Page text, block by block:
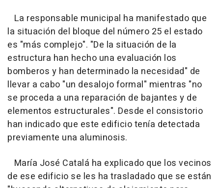
La responsable municipal ha manifestado que
la situación del bloque del número 25 el estado
es "más complejo". "De la situación de la
estructura han hecho una evaluación los
bomberos y han determinado la necesidad" de
llevar a cabo "un desalojo formal" mientras "no
se proceda a una reparación de bajantes y de
elementos estructurales". Desde el consistorio
han indicado que este edificio tenía detectada
previamente una aluminosis.
María José Catalá ha explicado que los vecinos
de ese edificio se les ha trasladado que se están